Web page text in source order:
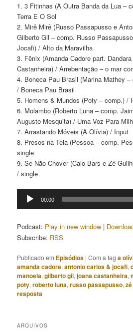
1. 3 Fitinhas (A Outra Banda da Lua –
Terra E O Sol
2. Mirê Mirê (Russo Passapusso e
Gilberto Gil – comp. Russo
Jocafi) / Alto da Maravilha
3. Fênix (Amanda Cadore part.
Castanheira) / Arrebentação – o mar
4. Boneca Pau Brasil (Marina Mathey
/ Boneca Pau Brasil
5. Homens & Mundos (Poty – comp.) /
6. Molambo (Roberto Luna – comp.
Augusto Mesquita) / Uma Voz Para
7. Arrastando Móveis (A Olívia) / Input
8. Presos na Tela (Pessoa – comp.
single
9. Se Não Chover (Caio Bars e Zé
/ single
Tocador
00:00
Podcast: Play in new window |
Subscribe: RSS
Publicado em Episódios |Com a taga
amanda cadore,antonio carlos & jocafi,
manoela,gilberto gil,joana castanheira,
poty,roberto luna,russo passapusso,
resposta
ARQUIVOS